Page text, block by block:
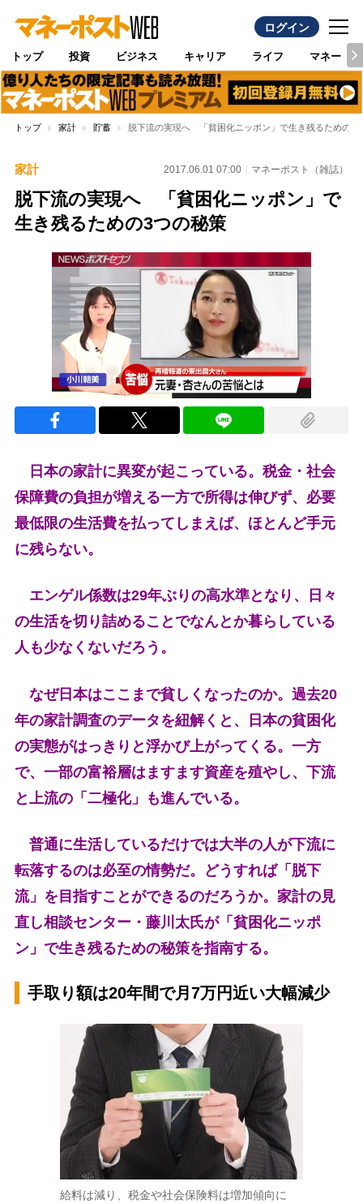
ログイン
トップ 投資 ビジネス キャリア ライフ マネー
トップ 家計 貯蓄 脱下流の実現へ 「貧困化ニッポン」で生き残るための3
家計 2017.06.01 07:00 マネーポスト（雑誌）
脱下流の実現へ 「貧困化ニッポン」で
生き残るための3つの秘策
日本の家計に異変が起こっている。税金・社会
保障費の負担が増える一方で所得は伸びず、必要
最低限の生活費を払ってしまえば、ほとんど手元
に残らない。
エンゲル係数は29年ぶりの高水準となり、日々
の生活を切り詰めることでなんとか暮らしている
人も少なくないだろう。
なぜ日本はここまで貧しくなったのか。過去20
年の家計調査のデータを紐解くと、日本の貧困化
の実態がはっきりと浮かび上がってくる。一方
で、一部の富裕層はますます資産を殖やし、下流
と上流の「二極化」も進んでいる。
普通に生活しているだけでは大半の人が下流に
転落するのは必至の情勢だ。どうすれば「脱下
流」を目指すことができるのだろうか。家計の見
直し相談センター・藤川太氏が「貧困化ニッポ
ン」で生き残るための秘策を指南する。
手取り額は20年間で月7万円近い大幅減少
給料は減り、税金や社会保険料は増加傾向に